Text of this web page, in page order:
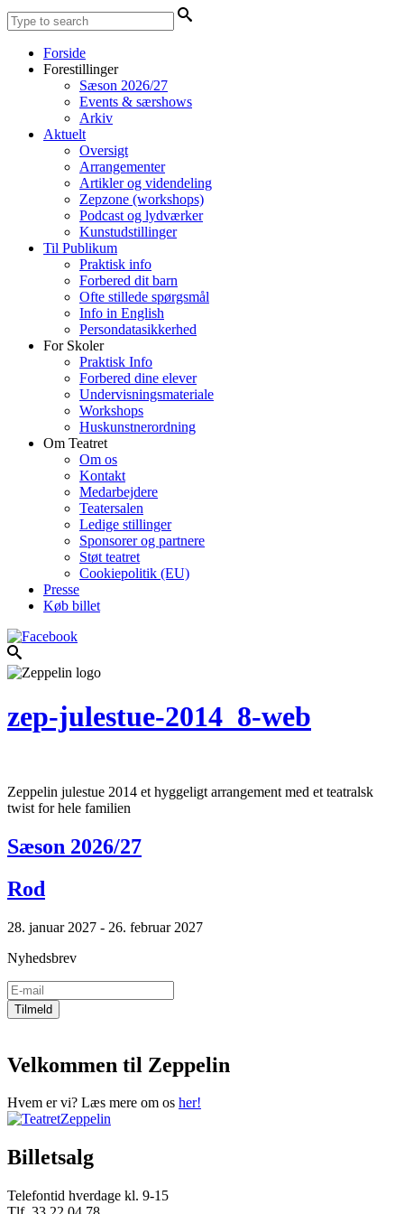
Forside
Forestillinger
Sæson 2026/27
Events & særshows
Arkiv
Aktuelt
Oversigt
Arrangementer
Artikler og videndeling
Zepzone (workshops)
Podcast og lydværker
Kunstudstillinger
Til Publikum
Praktisk info
Forbered dit barn
Ofte stillede spørgsmål
Info in English
Persondatasikkerhed
For Skoler
Praktisk Info
Forbered dine elever
Undervisningsmateriale
Workshops
Huskunstnerordning
Om Teatret
Om os
Kontakt
Medarbejdere
Teatersalen
Ledige stillinger
Sponsorer og partnere
Støt teatret
Cookiepolitik (EU)
Presse
Køb billet
zep-julestue-2014_8-web
Zeppelin julestue 2014 et hyggeligt arrangement med et teatralsk
twist for hele familien
Sæson 2026/27
Rod
28. januar 2027 - 26. februar 2027
Nyhedsbrev
Velkommen til Zeppelin
Hvem er vi? Læs mere om os her!
Billetsalg
Telefontid hverdage kl. 9-15